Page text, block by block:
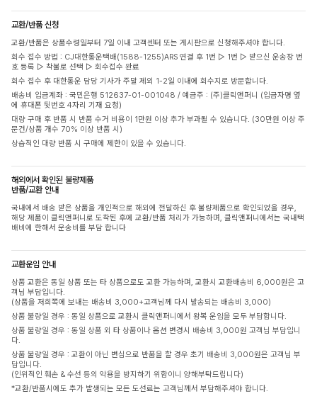
교환/반품 신청
교환/반품은 상품수령일부터 7일 이내 고객센터 또는 게시판으로 신청해주셔야 합니다.
회수 접수 방법 : CJ대한통운택배(1588-1255)ARS 연결 후 1번 ▷ 1번 ▷ 받으신 운송장 번
호 등록 ▷ 착불로 선택 ▷ 회수접수 완료
회수 접수 후 대한통운 담당 기사가 주말 제외 1-2일 이내에 회수지로 방문합니다.
배송비 입금계좌 : 국민은행 512637-01-001048 / 예금주 : (주)클릭앤퍼니 (입금자명 옆
에 휴대폰 뒷번호 4자리 기재 요청)
대량 구매 후 반품 시 반품 수거 비용이 1만원 이상 추가 부과될 수 있습니다. (30만원 이상 주
문건/상품 개수 70% 이상 반품 시)
상습적인 대량 반품 시 구매에 제한이 있을 수 있습니다.
해외에서 확인된 불량제품
반품/교환 안내
국내에서 배송 받은 상품을 개인적으로 해외에 전달하신 후 불량제품으로 확인되었을 경우,
해당 제품이 클릭앤퍼니로 도착된 후에 교환/반품 처리가 가능하며, 클릭앤퍼니에서는 국내택
배비에 한해서 운송비를 부담 합니다
교환운임 안내
상품 교환은 동일 상품 또는 타 상품으로도 교환 가능하며, 교환시 교환배송비 6,000원은 고
객님 부담입니다.
(상품을 저희쪽에 보내는 배송비 3,000+고객님께 다시 발송되는 배송비 3,000)
상품 불량일 경우 : 동일 상품으로 교환시 클릭앤퍼니에서 왕복 운임을 모두 부담합니다.
상품 불량일 경우 : 동일 상품 외 타 상품이나 옵션 변경시 배송비 3,000원 고객님 부담입니
다.
상품 불량일 경우 : 교환이 아닌 변심으로 반품을 할 경우 초기 배송비 3,000원은 고객님 부
담입니다.
(인위적인 훼손 & 수선 등의 악용을 방지하기 위함이니 양해부탁드립니다)
*교환/반품시에도 추가 발생되는 모든 도선료는 고객님께서 부담해주셔야 합니다.